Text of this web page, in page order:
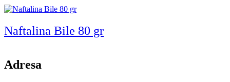
Naftalina Bile 80 gr
Adresa